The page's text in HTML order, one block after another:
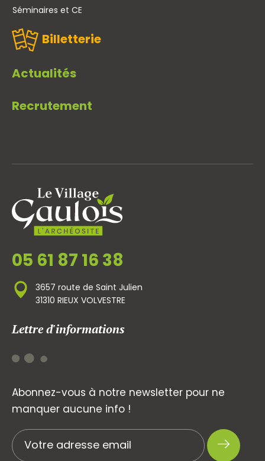
Séminaires et CE
Billetterie
Actualités
Recrutement
05 61 87 16 38
3657 route de Saint Julien
31310 RIEUX VOLVESTRE
Lettre d'informations
Abonnez-vous à notre newsletter pour ne
manquer aucune info !